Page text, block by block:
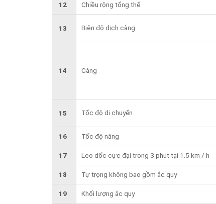
12 Chiều rộng tổng thể
13 Biên độ dịch càng
14 Càng
15 Tốc độ di chuyển
16 Tốc độ nâng
17 Leo dốc cực đại trong 3 phút tại 1.5 km / h
18
Tự trọng không bao gồm ắc quy
19 Khối lượng ắc quy